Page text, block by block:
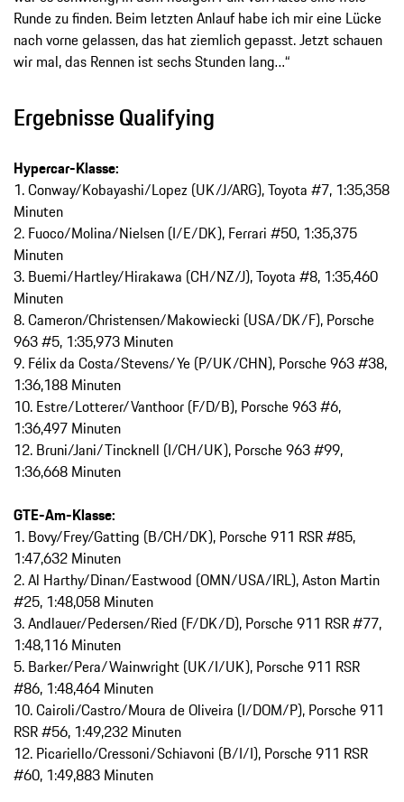
Runde zu finden. Beim letzten Anlauf habe ich mir eine Lücke
nach vorne gelassen, das hat ziemlich gepasst. Jetzt schauen
wir mal, das Rennen ist sechs Stunden lang…“
Ergebnisse Qualifying
Hypercar-Klasse:
1. Conway/Kobayashi/Lopez (UK/J/ARG), Toyota #7, 1:35,358
Minuten
2. Fuoco/Molina/Nielsen (I/E/DK), Ferrari #50, 1:35,375
Minuten
3. Buemi/Hartley/Hirakawa (CH/NZ/J), Toyota #8, 1:35,460
Minuten
8. Cameron/Christensen/Makowiecki (USA/DK/F), Porsche
963 #5, 1:35,973 Minuten
9. Félix da Costa/Stevens/Ye (P/UK/CHN), Porsche 963 #38,
1:36,188 Minuten
10. Estre/Lotterer/Vanthoor (F/D/B), Porsche 963 #6,
1:36,497 Minuten
12. Bruni/Jani/Tincknell (I/CH/UK), Porsche 963 #99,
1:36,668 Minuten
GTE-Am-Klasse:
1. Bovy/Frey/Gatting (B/CH/DK), Porsche 911 RSR #85,
1:47,632 Minuten
2. Al Harthy/Dinan/Eastwood (OMN/USA/IRL), Aston Martin
#25, 1:48,058 Minuten
3. Andlauer/Pedersen/Ried (F/DK/D), Porsche 911 RSR #77,
1:48,116 Minuten
5. Barker/Pera/Wainwright (UK/I/UK), Porsche 911 RSR
#86, 1:48,464 Minuten
10. Cairoli/Castro/Moura de Oliveira (I/DOM/P), Porsche 911
RSR #56, 1:49,232 Minuten
12. Picariello/Cressoni/Schiavoni (B/I/I), Porsche 911 RSR
#60, 1:49,883 Minuten